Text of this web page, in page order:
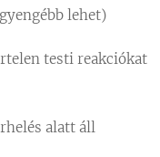
lehet)
testi reakciókat
alatt áll